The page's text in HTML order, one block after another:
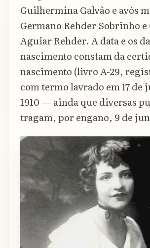
Guilhermina Galvão e avós
Germano Rehder Sobrinho
Aguiar Rehder. A data e os
nascimento constam da
nascimento (livro A-29,
com termo lavrado em 17 de
1910 — ainda que diversas
tragam, por engano, 9 de